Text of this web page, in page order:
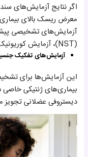
اگر نتایج آزمایش‌های
معرض ریسک بالای
آزمایش‌های تشخیصی
(NST)، آزمایش کوریونیک و یا آزمایش جنین‌شناسی را توصیه کند.
آزمایش‌های تفکیک
این آزمایش‌ها برای
بیماری‌های ژنتیکی
دیستروفی عضلانی تجویز